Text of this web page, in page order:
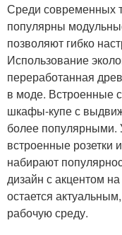
Среди современных
популярны
позволяют гибко
Использование
переработанная
в моде. Встроенные
шкафы-купе с
более популярными.
встроенные розетки
набирают
дизайн с акцентом
остается
рабочую среду.